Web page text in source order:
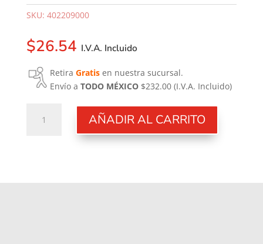
SKU: 402209000
$26.54 I.V.A. Incluido
Retira Gratisen nuestra sucursal.
Envío a TODO MÉXICO$232.00 (I.V.A. Incluido)
Tórica
AÑADIR AL CARRITO